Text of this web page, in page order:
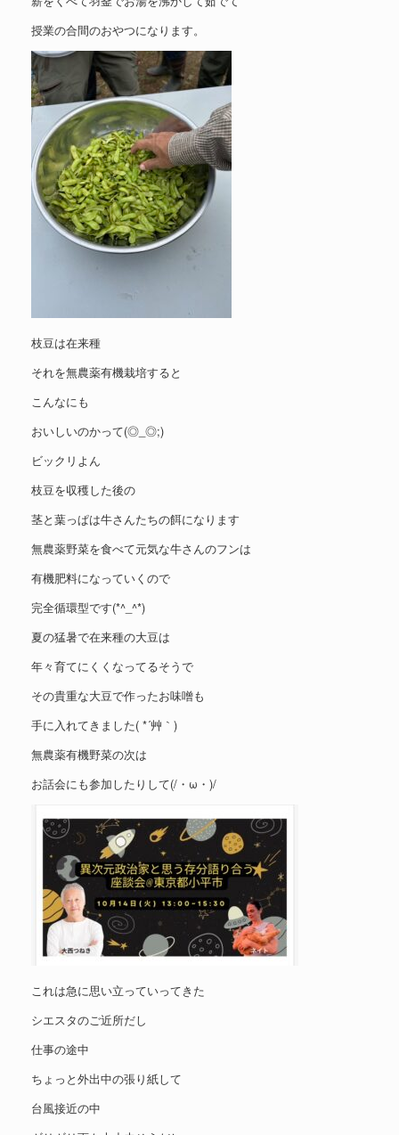
授業の合間のおやつになります。
枝豆は在来種
それを無農薬有機栽培すると
こんなにも
おいしいのかって(◎_◎;)
ビックリよん
枝豆を収穫した後の
茎と葉っぱは牛さんたちの餌になります
無農薬野菜を食べて元気な牛さんのフンは
有機肥料になっていくので
完全循環型です(*^_^*)
夏の猛暑で在来種の大豆は
年々育てにくくなってるそうで
その貴重な大豆で作ったお味噌も
手に入れてきました( *´艸｀)
無農薬有機野菜の次は
お話会にも参加したりして(/・ω・)/
これは急に思い立っていってきた
シエスタのご近所だし
仕事の途中
ちょっと外出中の張り紙して
台風接近の中